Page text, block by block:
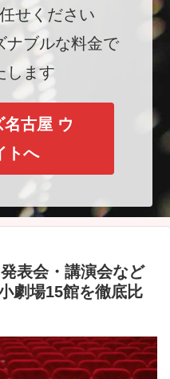
せください
ナブルな料金で
します
名古屋 ウ
トへ
表会・講演会など
劇場15館を徹底比